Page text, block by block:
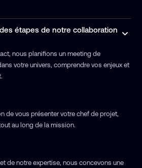
étapes de notre collaboration
nous planifions un meeting de
votre univers, comprendre vos enjeux et
de vous présenter votre chef de projet,
au long de la mission.
de notre expertise, nous concevons une